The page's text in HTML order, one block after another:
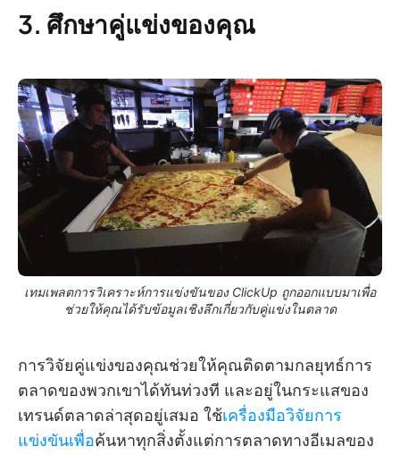
3. ศึกษาคู่แข่งของคุณ
เทมเพลตการวิเคราะห์การแข่งขันของ ClickUp ถูกออกแบบมาเพื่อ
ช่วยให้คุณได้รับข้อมูลเชิงลึกเกี่ยวกับคู่แข่งในตลาด
การวิจัยคู่แข่งของคุณช่วยให้คุณติดตามกลยุทธ์การ
ตลาดของพวกเขาได้ทันท่วงที และอยู่ในกระแสของ
เทรนด์ตลาดล่าสุดอยู่เสมอ ใช้เครื่องมือวิจัยการ
แข่งขันเพื่อค้นหาทุกสิ่งตั้งแต่การตลาดทางอีเมลของ